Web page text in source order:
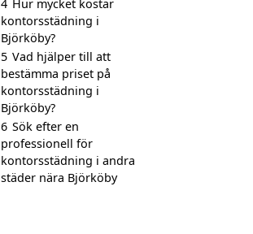
4 Hur mycket kostar
kontorsstädning i
Björköby?
5 Vad hjälper till att
bestämma priset på
kontorsstädning i
Björköby?
6 Sök efter en
professionell för
kontorsstädning i andra
städer nära Björköby